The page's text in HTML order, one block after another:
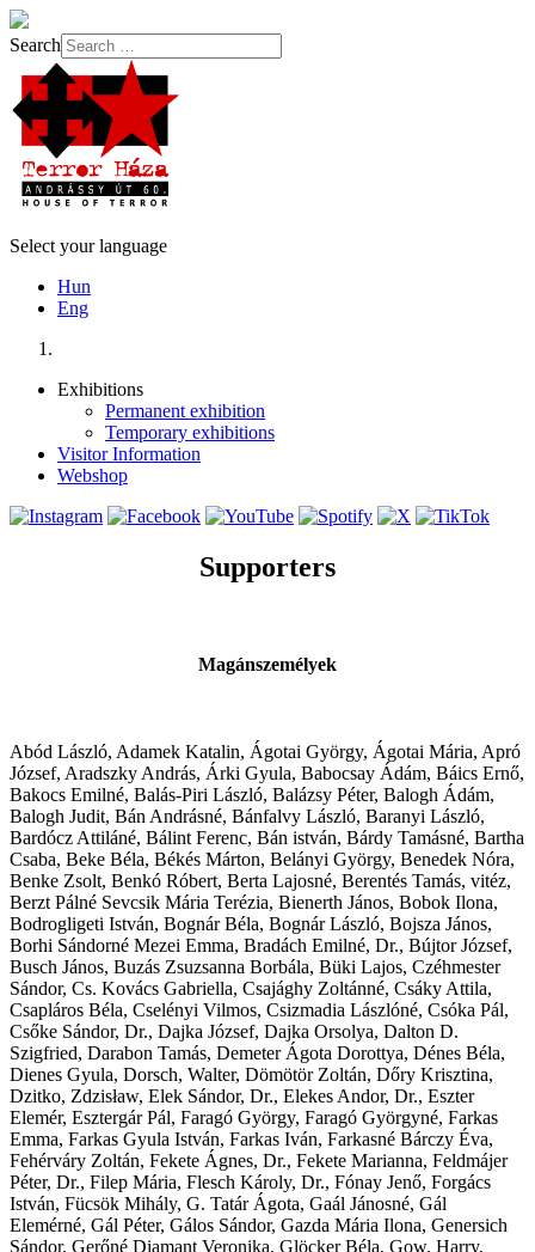
Search
Select your language
Hun
Eng
Exhibitions
Permanent exhibition
Temporary exhibitions
Visitor Information
Webshop
Supporters
Magánszemélyek
Abód László, Adamek Katalin, Ágotai György, Ágotai Mária, Apró
József, Aradszky András, Árki Gyula, Babocsay Ádám, Báics Ernő,
Bakocs Emilné, Balás-Piri László, Balázsy Péter, Balogh Ádám,
Balogh Judit, Bán Andrásné, Bánfalvy László, Baranyi László,
Bardócz Attiláné, Bálint Ferenc, Bán istván, Bárdy Tamásné, Bartha
Csaba, Beke Béla, Békés Márton, Belányi György, Benedek Nóra,
Benke Zsolt, Benkó Róbert, Berta Lajosné, Berentés Tamás, vitéz,
Berzt Pálné Sevcsik Mária Terézia, Bienerth János, Bobok Ilona,
Bodrogligeti István, Bognár Béla, Bognár László, Bojsza János,
Borhi Sándorné Mezei Emma, Bradách Emilné, Dr., Bújtor József,
Busch János, Buzás Zsuzsanna Borbála, Büki Lajos, Czéhmester
Sándor, Cs. Kovács Gabriella, Csajághy Zoltánné, Csáky Attila,
Csapláros Béla, Cselényi Vilmos, Csizmadia Lászlóné, Csóka Pál,
Csőke Sándor, Dr., Dajka József, Dajka Orsolya, Dalton D.
Szigfried, Darabon Tamás, Demeter Ágota Dorottya, Dénes Béla,
Dienes Gyula, Dorsch, Walter, Dömötör Zoltán, Dőry Krisztina,
Dzitko, Zdzisław, Elek Sándor, Dr., Elekes Andor, Dr., Eszter
Elemér, Esztergár Pál, Faragó György, Faragó Györgyné, Farkas
Emma, Farkas Gyula István, Farkas Iván, Farkasné Bárczy Éva,
Fehérváry Zoltán, Fekete Ágnes, Dr., Fekete Marianna, Feldmájer
Péter, Dr., Filep Mária, Flesch Károly, Dr., Fónay Jenő, Forgács
István, Fücsök Mihály, G. Tatár Ágota, Gaál Jánosné, Gál
Elemérné, Gál Péter, Gálos Sándor, Gazda Mária Ilona, Genersich
Sándor, Gerőné Diamant Veronika, Glöcker Béla, Gow, Harry,